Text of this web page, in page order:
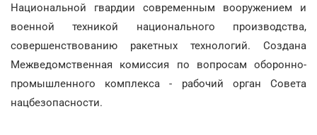
Национальной гвардии современным вооружением и
военной техникой национального производства,
совершенствованию ракетных технологий. Создана
Межведомственная комиссия по вопросам оборонно-
промышленного комплекса - рабочий орган Совета
нацбезопасности.